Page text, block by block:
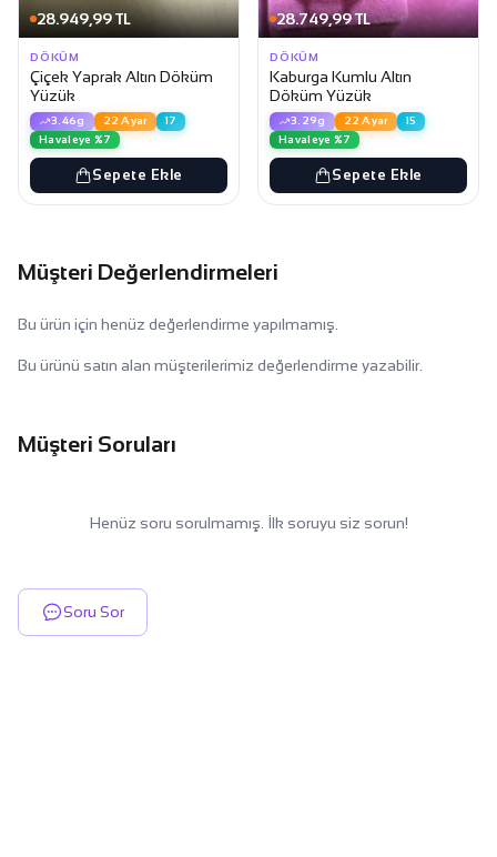
28.949,99 TL
DÖKÜM
Çiçek Yaprak Altın Döküm
Yüzük
3.46g 22 Ayar
17
Havaleye %7
Sepete Ekle
28.749,99 TL
DÖKÜM
Kaburga Kumlu Altın
Döküm Yüzük
3.29g 22 Ayar
15
Havaleye %7
Sepete Ekle
Müşteri Değerlendirmeleri
Bu ürün için henüz değerlendirme yapılmamış.
Bu ürünü satın alan müşterilerimiz değerlendirme yazabilir.
Müşteri Soruları
Henüz soru sorulmamış. İlk soruyu siz sorun!
Soru Sor